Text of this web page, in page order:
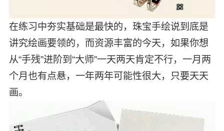
在练习中夯实基础是最快的，珠宝手绘说到底是
讲究绘画要领的，而资源丰富的今天，如果你想
从“手残”进阶到“大师”一天两天肯定不行，一月两
个月也有点悬，一年两年可能性很大，只要天天
画。